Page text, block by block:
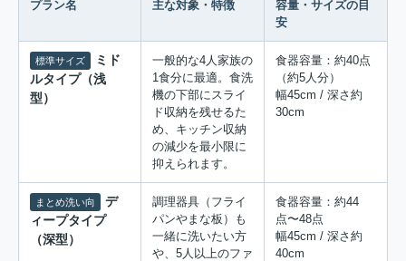
プラン名 主な対象・特徴
容量・サイズの目
安
標準サイズ
ミド
ルタイプ（浅
型）
一般的な4人家族の
1食分に最適。食洗
機の下部にスライ
ド収納を残せるた
め、キッチン収納
の減少を最小限に
抑えられます。
食器容量：約40点
（約5人分）
幅45cm / 深さ約
30cm
まとめ洗い向
デ
ィープタイプ
（深型）
調理器具（フライ
パンやまな板）も
一緒に洗いたい方
や、5人以上のファ
食器容量：約44
点〜48点
幅45cm / 深さ約
40cm